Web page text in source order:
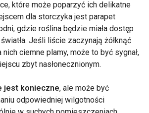
które może poparzyć ich delikatne
dla storczyka jest parapet
gdzie roślina będzie miała dostęp
Jeśli liście zaczynają żółknąć
nich ciemne plamy, może to być sygnał,
zbyt nasłonecznionym.
jest konieczne, ale może być
odpowiedniej wilgotności